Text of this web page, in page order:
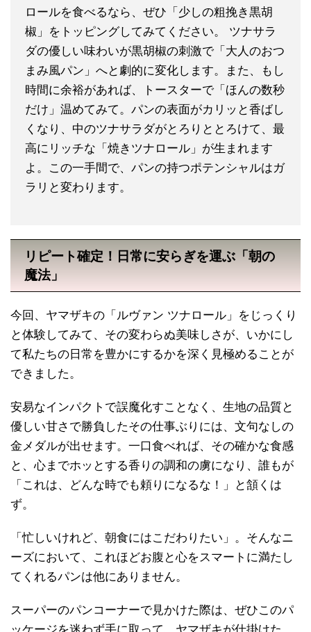
ロールを食べるなら、ぜひ「少しの粗挽き黒胡
椒」をトッピングしてみてください。 ツナサラ
ダの優しい味わいが黒胡椒の刺激で「大人のおつ
まみ風パン」へと劇的に変化します。また、もし
時間に余裕があれば、トースターで「ほんの数秒
だけ」温めてみて。パンの表面がカリッと香ばし
くなり、中のツナサラダがとろりととろけて、最
高にリッチな「焼きツナロール」が生まれます
よ。この一手間で、パンの持つポテンシャルはガ
ラリと変わります。
リピート確定！日常に安らぎを運ぶ「朝の
魔法」
今回、ヤマザキの「ルヴァン ツナロール」をじっくり
と体験してみて、その変わらぬ美味しさが、いかにし
て私たちの日常を豊かにするかを深く見極めることが
できました。
安易なインパクトで誤魔化すことなく、生地の品質と
優しい甘さで勝負したその仕事ぶりには、文句なしの
金メダルが出せます。一口食べれば、その確かな食感
と、心までホッとする香りの調和の虜になり、誰もが
「これは、どんな時でも頼りになるな！」と頷くは
ず。
「忙しいけれど、朝食にはこだわりたい」。そんなニ
ーズにおいて、これほどお腹と心をスマートに満たし
てくれるパンは他にありません。
スーパーのパンコーナーで見かけた際は、ぜひこのパ